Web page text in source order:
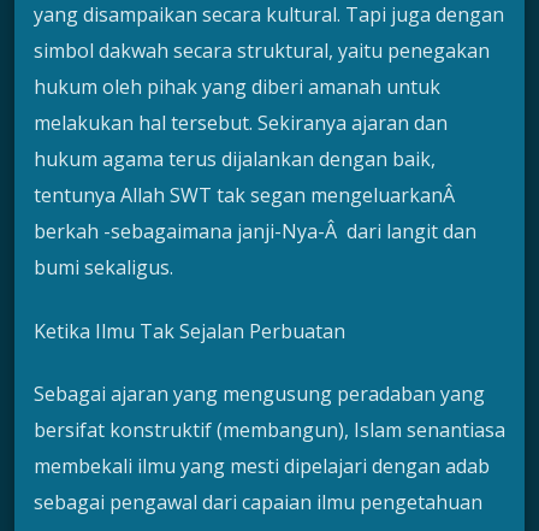
yang disampaikan secara kultural. Tapi juga dengan
simbol dakwah secara struktural, yaitu penegakan
hukum oleh pihak yang diberi amanah untuk
melakukan hal tersebut. Sekiranya ajaran dan
hukum agama terus dijalankan dengan baik,
tentunya Allah SWT tak segan mengeluarkanÂ
berkah -sebagaimana janji-Nya-Â dari langit dan
bumi sekaligus.
Ketika Ilmu Tak Sejalan Perbuatan
Sebagai ajaran yang mengusung peradaban yang
bersifat konstruktif (membangun), Islam senantiasa
membekali ilmu yang mesti dipelajari dengan adab
sebagai pengawal dari capaian ilmu pengetahuan